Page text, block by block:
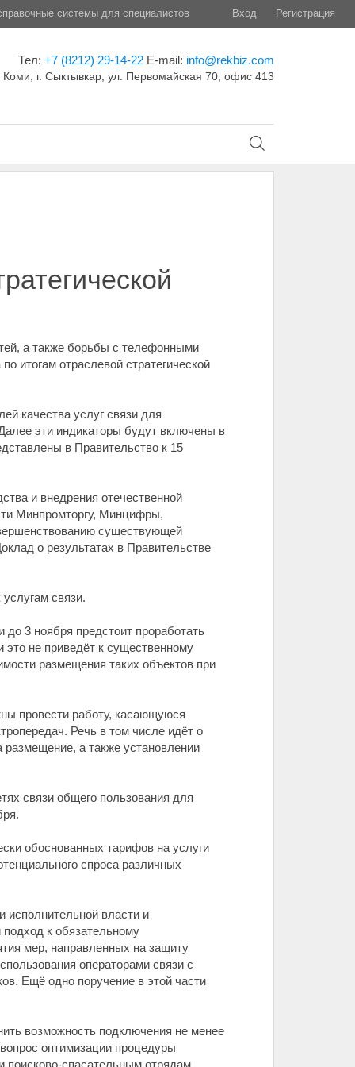
системы для специалистов Вход Регистрация
Тел: +7 (8212) 29-14-22 E-mail: info@rekbiz.com
Коми, г. Сыктывкар, ул. Первомайская 70, офис 413
а также борьбы с телефонными
итогам отраслевой стратегической
качества услуг связи для
эти индикаторы будут включены в
в Правительство к 15
и внедрения отечественной
Минпромторгу, Минцифры,
существующей
о результатах в Правительстве
связи.
3 ноября предстоит проработать
не приведёт к существенному
размещения таких объектов при
провести работу, касающуюся
Речь в том числе идёт о
размещение, а также установлении
связи общего пользования для
обоснованных тарифов на услуги
спроса различных
власти и
к обязательному
мер, направленных на защиту
операторами связи с
Ещё одно поручение в этой части
возможность подключения не менее
оптимизации процедуры
поисково-спасательным отрядам